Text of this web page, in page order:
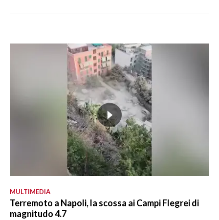
MULTIMEDIA
Terremoto a Napoli, la scossa ai Campi Flegrei di
magnitudo 4.7